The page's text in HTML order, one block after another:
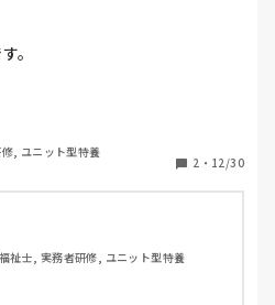
。
てください。
しています。
ので、不参加でした。
ましたし、私はそういう飲みの
参加となったのは全然良かった
, ユニット型特養
2 ・ 12/30
祉士, 実務者研修, ユニット型特養